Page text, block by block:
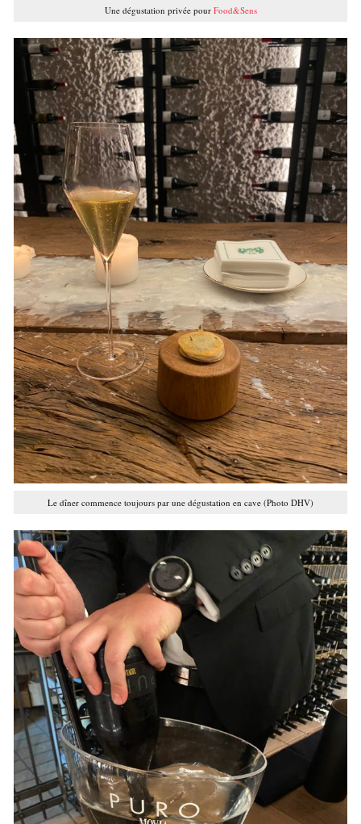
Une dégustation privée pour Food&Sens
Le dîner commence toujours par une dégustation en cave (Photo DHV)